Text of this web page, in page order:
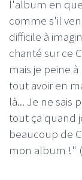
l'album en
comme s'il
difficile à
chanté sur ce
mais je peine
tout avoir en
là... Je ne sais
tout ça quand
beaucoup de
mon album !"